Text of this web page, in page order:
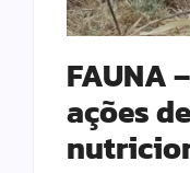
FAUNA
ações